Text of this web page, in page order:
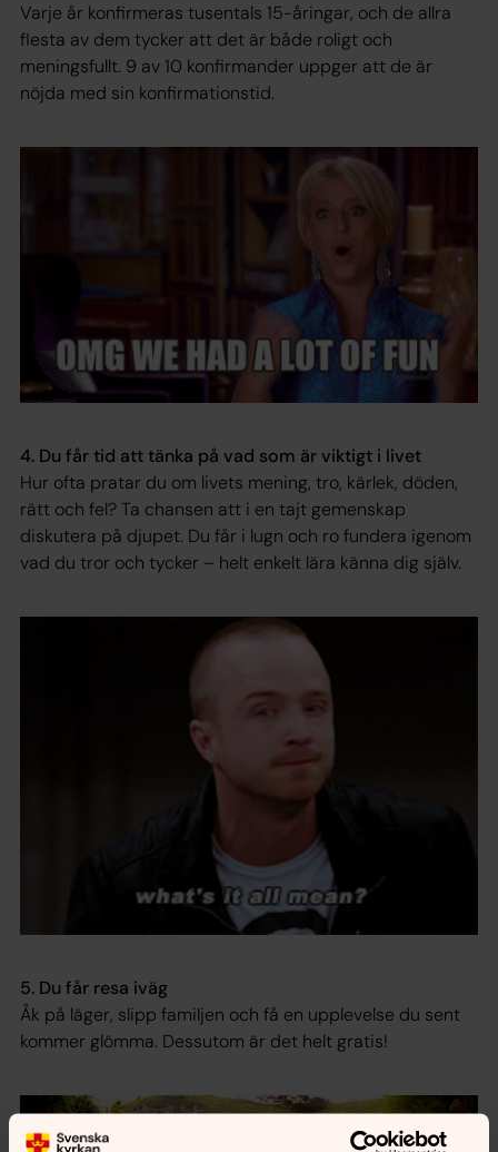
Varje år konfirmeras tusentals 15-åringar, och de allra
flesta av dem tycker att det är både roligt och
meningsfullt. 9 av 10 konfirmander uppger att de är
nöjda med sin konfirmationstid.
4. Du får tid att tänka på vad som är viktigt i livet
Hur ofta pratar du om livets mening, tro, kärlek, döden,
rätt och fel? Ta chansen att i en tajt gemenskap
diskutera på djupet. Du får i lugn och ro fundera igenom
vad du tror och tycker – helt enkelt lära känna dig själv.
5. Du får resa iväg
Åk på läger, slipp familjen och få en upplevelse du sent
kommer glömma. Dessutom är det helt gratis!